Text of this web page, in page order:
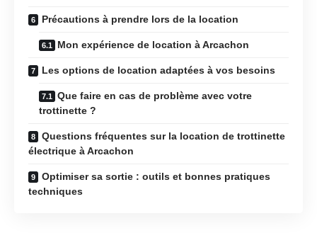
Précautions à prendre lors de la location
Mon expérience de location à Arcachon
Les options de location adaptées à vos besoins
Que faire en cas de problème avec votre
trottinette ?
Questions fréquentes sur la location de trottinette
électrique à Arcachon
Optimiser sa sortie : outils et bonnes pratiques
techniques